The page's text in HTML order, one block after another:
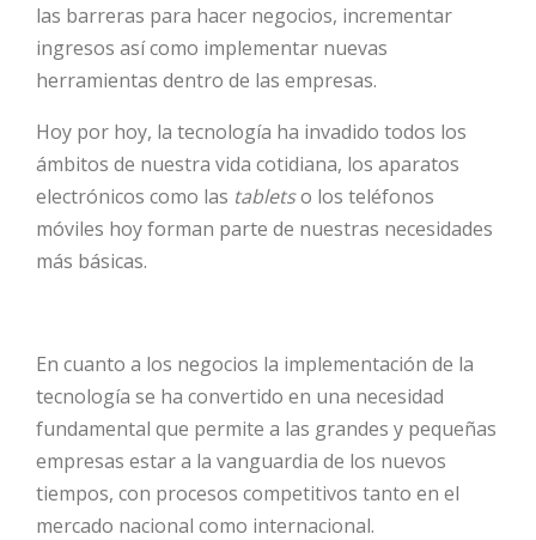
HOT
HOT
HOT
las barreras para hacer negocios, incrementar
ingresos así como implementar nuevas
herramientas dentro de las empresas.
Hoy por hoy, la tecnología ha invadido todos los
ámbitos de nuestra vida cotidiana, los aparatos
electrónicos como las tabletso los teléfonos
móviles hoy forman parte de nuestras necesidades
más básicas.
En cuanto a los negocios la implementación de la
tecnología se ha convertido en una necesidad
fundamental que permite a las grandes y pequeñas
empresas estar a la vanguardia de los nuevos
tiempos, con procesos competitivos tanto en el
mercado nacional como internacional.